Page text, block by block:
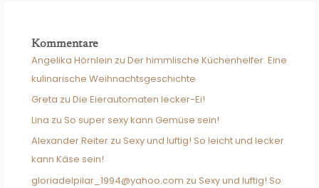
Kommentare
Angelika Hörnlein zuDer himmlische Küchenhelfer. Eine
kulinarische Weihnachtsgeschichte
Greta zuDie Eierautomaten lecker-Ei!
Lina zu So super sexy kann Gemüse sein!
Alexander Reiter zu Sexy und luftig! So leicht und lecker
kann Käse sein!
gloriadelpilar_1994@yahoo.com zu Sexy und luftig! So